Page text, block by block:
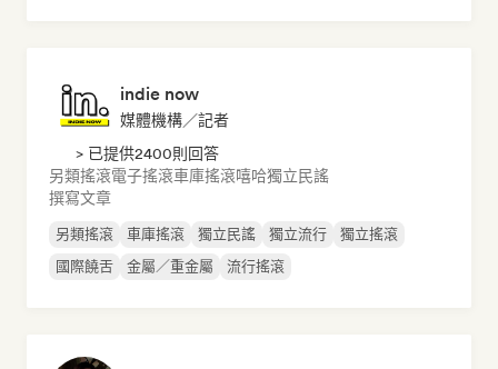
indie now
媒體機構／記者
> 已提供2400則回答
另類搖滾電子搖滾車庫搖滾嘻哈獨立民謠
撰寫文章
另類搖滾 車庫搖滾 獨立民謠 獨立流行
獨立搖滾
國際饒舌
金屬／重金屬 流行搖滾